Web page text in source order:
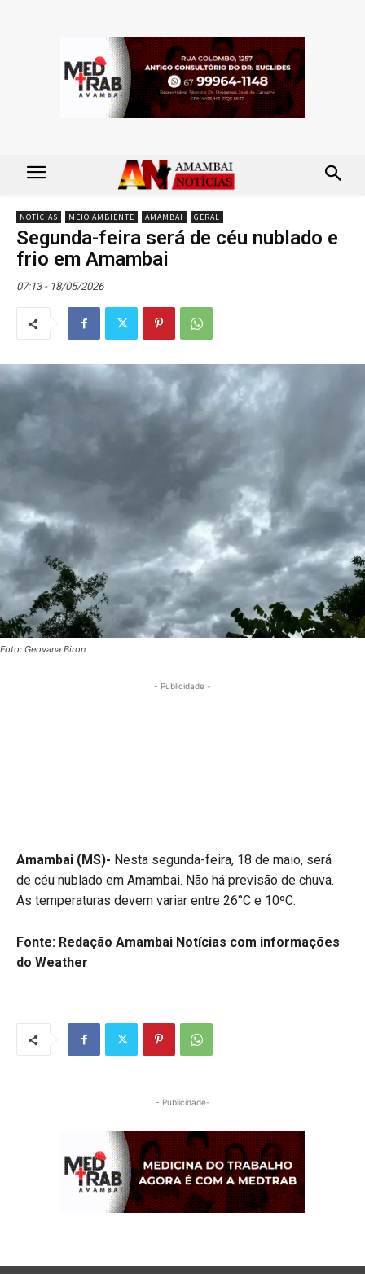
NOTÍCIAS MEIO AMBIENTE AMAMBAI GERAL
Segunda-feira será de céu nublado e
frio em Amambai
07:13 - 18/05/2026
Foto: Geovana Biron
- Publicidade -
Amambai (MS)- Nesta segunda-feira, 18 de maio, será
de céu nublado em Amambai. Não há previsão de chuva.
As temperaturas devem variar entre 26°C e 10ºC.
Fonte: Redação Amambai Notícias com informações
do Weather
- Publicidade-